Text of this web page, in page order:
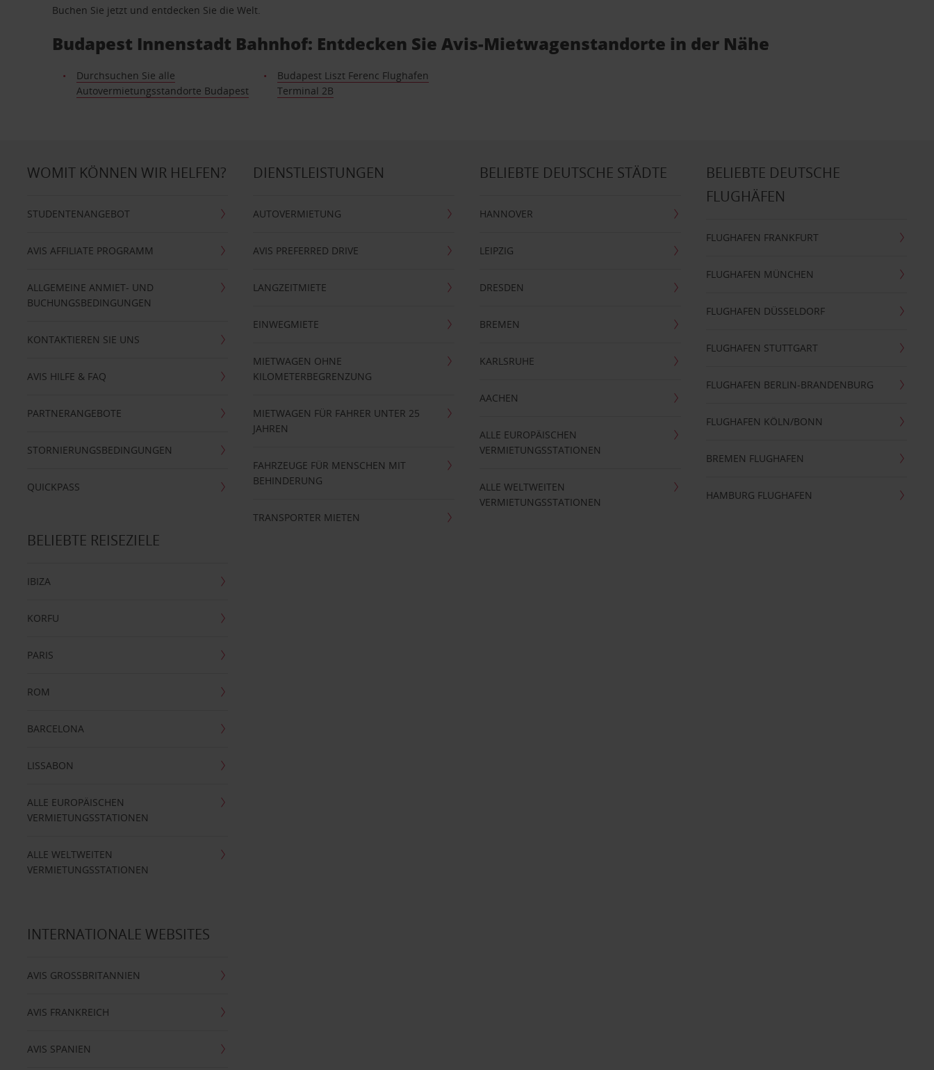
Buchen Sie jetzt und entdecken Sie die Welt.
Budapest Innenstadt Bahnhof: Entdecken Sie Avis-Mietwagenstandorte in der Nähe
Durchsuchen Sie alle
Autovermietungsstandorte Budapest
Budapest Liszt Ferenc Flughafen
Terminal 2B
WOMIT KÖNNEN WIR HELFEN?
STUDENTENANGEBOT
AVIS AFFILIATE PROGRAMM
ALLGEMEINE ANMIET- UND
BUCHUNGSBEDINGUNGEN
KONTAKTIEREN SIE UNS
AVIS HILFE & FAQ
PARTNERANGEBOTE
STORNIERUNGSBEDINGUNGEN
QUICKPASS
DIENSTLEISTUNGEN
AUTOVERMIETUNG
AVIS PREFERRED DRIVE
LANGZEITMIETE
EINWEGMIETE
MIETWAGEN OHNE
KILOMETERBEGRENZUNG
MIETWAGEN FÜR FAHRER UNTER 25
JAHREN
FAHRZEUGE FÜR MENSCHEN MIT
BEHINDERUNG
TRANSPORTER MIETEN
BELIEBTE DEUTSCHE STÄDTE
HANNOVER
LEIPZIG
DRESDEN
BREMEN
KARLSRUHE
AACHEN
ALLE EUROPÄISCHEN
VERMIETUNGSSTATIONEN
ALLE WELTWEITEN
VERMIETUNGSSTATIONEN
BELIEBTE DEUTSCHE
FLUGHÄFEN
FLUGHAFEN FRANKFURT
FLUGHAFEN MÜNCHEN
FLUGHAFEN DÜSSELDORF
FLUGHAFEN STUTTGART
FLUGHAFEN BERLIN-BRANDENBURG
FLUGHAFEN KÖLN/BONN
BREMEN FLUGHAFEN
HAMBURG FLUGHAFEN
BELIEBTE REISEZIELE
IBIZA
KORFU
PARIS
ROM
BARCELONA
LISSABON
ALLE EUROPÄISCHEN
VERMIETUNGSSTATIONEN
ALLE WELTWEITEN
VERMIETUNGSSTATIONEN
INTERNATIONALE WEBSITES
AVIS GROSSBRITANNIEN
AVIS FRANKREICH
AVIS SPANIEN